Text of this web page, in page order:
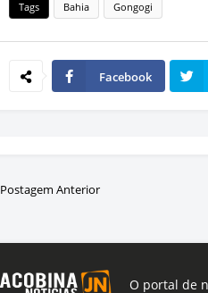
Tags Bahia Gongogi
Facebook
Postagem Anterior
O portal de